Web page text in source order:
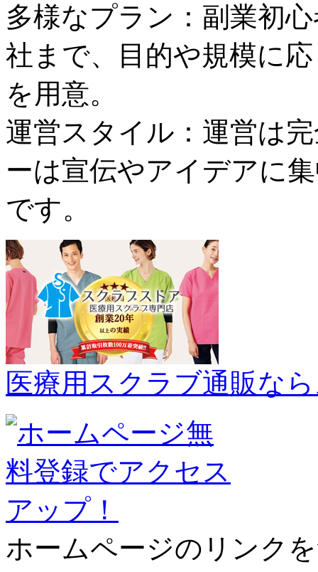
多様なプラン：副業初
社まで、目的や規模に
を用意。
運営スタイル：運営は
ーは宣伝やアイデアに
です。
医療用スクラブ通販な
ホームページのリンク